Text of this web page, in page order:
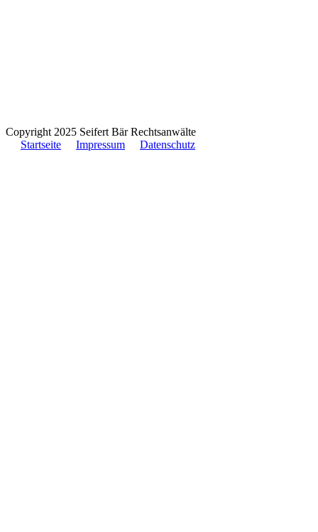
Copyright 2025 Seifert Bär Rechtsanwälte
Startseite
Impressum Datenschutz